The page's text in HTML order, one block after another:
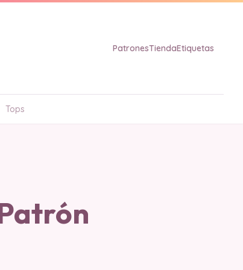
PatronesTiendaEtiquetas
Tops